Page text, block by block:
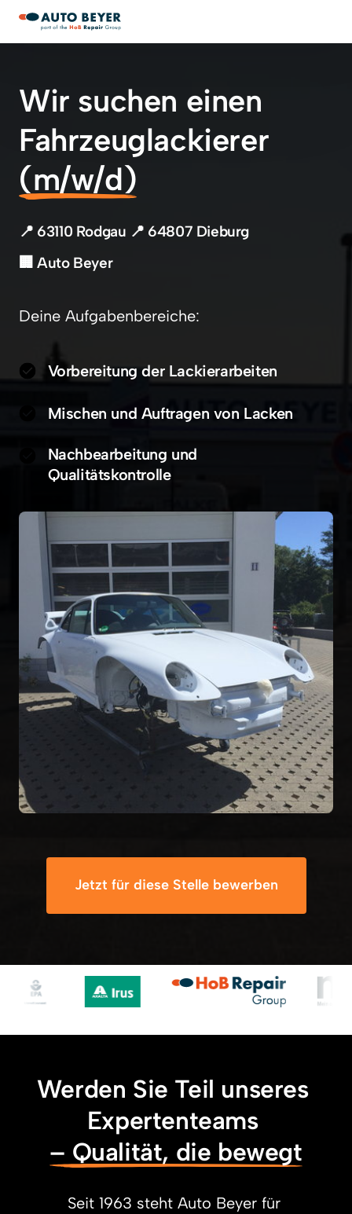
Wir suchen einen
Fahrzeuglackierer
(m/w/d)
📍 63110 Rodgau 📍 64807 Dieburg
🏢 Auto Beyer
Deine Aufgabenbereiche:
Vorbereitung der Lackierarbeiten
Mischen und Auftragen von Lacken
Nachbearbeitung und
Qualitätskontrolle
Jetzt für diese Stelle bewerben
Werden Sie Teil unseres
Expertenteams
– Qualität, die bewegt
Seit 1963 steht Auto Beyer für